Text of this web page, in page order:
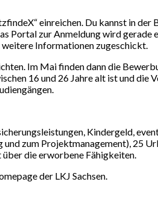
einreichen. Du kannst in
Portal zur Anmeldung wird
Informationen zugeschickt.
Im Mai finden dann die
16 und 26 Jahre alt ist und
Kindergeld,
zum Projektmanagement), 25
die erworbene Fähigkeiten.
der LKJ Sachsen.